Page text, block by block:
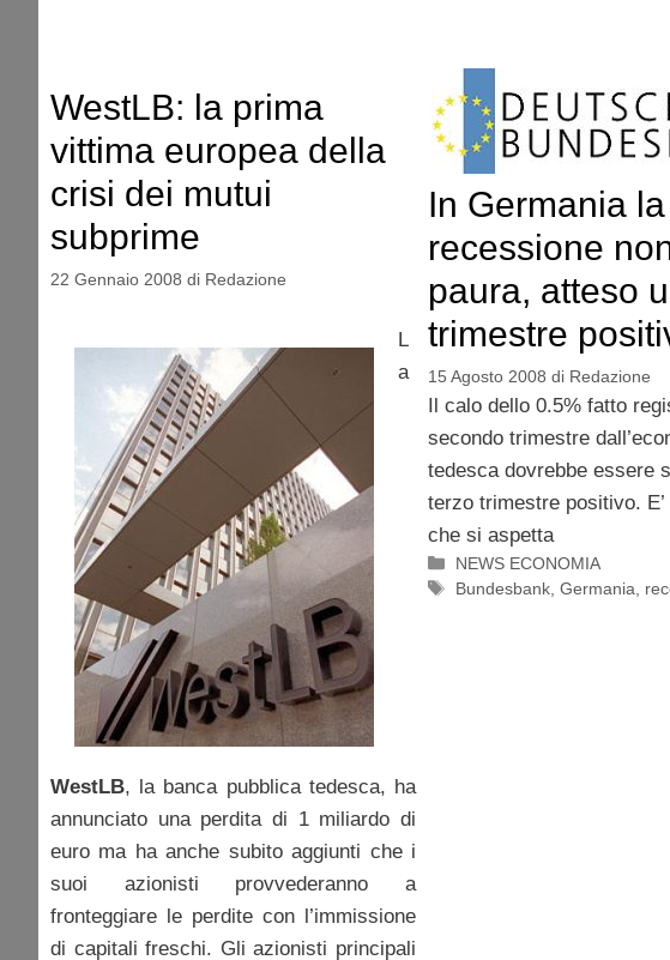
In Germania la
recessione
paura, atteso
trimestre
15 Agosto 2008 di Redazione
Il calo dello 0.5% fatto
secondo trimestre
tedesca dovrebbe essere
terzo trimestre positivo.
che si aspetta
Categorie
NEWS ECONOMIA
Tag
Bundesbank ,Germania
WestLB: la prima
vittima europea della
crisi dei mutui
subprime
22 Gennaio 2008 di Redazione
L
a
WestLB, la banca pubblica tedesca, ha
annunciato una perdita di 1 miliardo di
euro ma ha anche subito aggiunti che i
suoi azionisti provvederanno a
fronteggiare le perdite con l’immissione
di capitali freschi. Gli azionisti principali